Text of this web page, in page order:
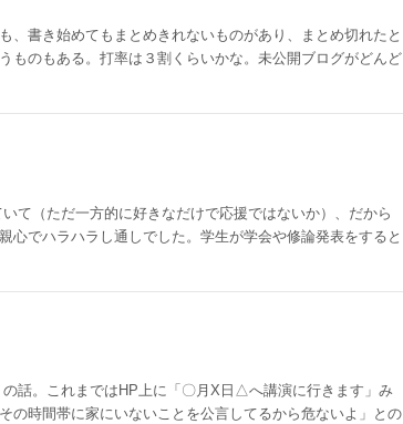
、書き始めてもまとめきれないものがあり、まとめ切れたと
ものもある。打率は３割くらいかな。未公開ブログがどんど
て（ただ一方的に好きなだけで応援ではないか）、だから
心でハラハラし通しでした。学生が学会や修論発表をすると
話。これまではHP上に「〇月X日△へ講演に行きます」み
の時間帯に家にいないことを公言してるから危ないよ」との